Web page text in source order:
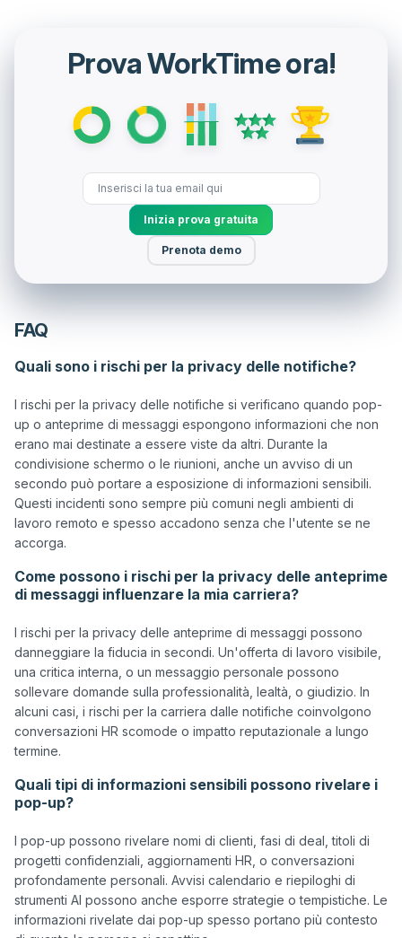
Prova WorkTime ora!
Inizia prova gratuita
Prenota demo
FAQ
Quali sono i rischi per la privacy delle notifiche?
I rischi per la privacy delle notifiche si verificano quando pop-
up o anteprime di messaggi espongono informazioni che non
erano mai destinate a essere viste da altri. Durante la
condivisione schermo o le riunioni, anche un avviso di un
secondo può portare a esposizione di informazioni sensibili.
Questi incidenti sono sempre più comuni negli ambienti di
lavoro remoto e spesso accadono senza che l'utente se ne
Come possono i rischi per la privacy delle anteprime
di messaggi influenzare la mia carriera?
I rischi per la privacy delle anteprime di messaggi possono
danneggiare la fiducia in secondi. Un'offerta di lavoro visibile,
una critica interna, o un messaggio personale possono
sollevare domande sulla professionalità, lealtà, o giudizio. In
alcuni casi, i rischi per la carriera dalle notifiche coinvolgono
conversazioni HR scomode o impatto reputazionale a lungo
Quali tipi di informazioni sensibili possono rivelare i
pop-up?
I pop-up possono rivelare nomi di clienti, fasi di deal, titoli di
progetti confidenziali, aggiornamenti HR, o conversazioni
profondamente personali. Avvisi calendario e riepiloghi di
strumenti AI possono anche esporre strategie o tempistiche. Le
informazioni rivelate dai pop-up spesso portano più contesto